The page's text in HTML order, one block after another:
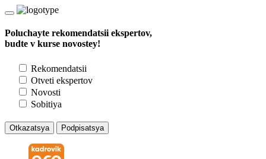
Poluchayte rekomendatsii ekspertov,
budte v kurse novostey!
Rekomendatsii
Otveti ekspertov
Novosti
Sobitiya
Otkazatsya Podpisatsya